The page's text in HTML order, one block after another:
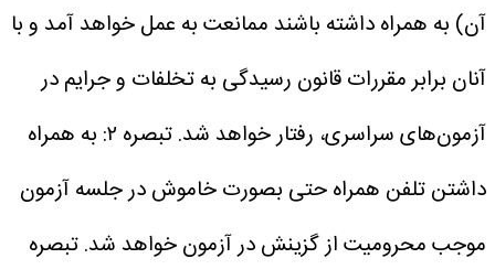
آن) به همراه داشته باشند ممانعت به عمل خواهد آمد و با
آنان برابر مقررات قانون رسیدگی به تخلفات و جرایم در
آزمون‌های سراسری، رفتار خواهد شد.
تبصره ۲: به همراه
داشتن تلفن همراه حتی بصورت خاموش در جلسه آزمون
موجب محرومیت از گزینش در آزمون خواهد شد.تبصره